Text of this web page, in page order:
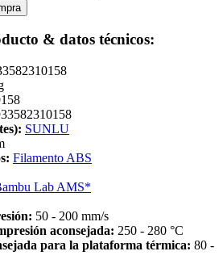
& datos técnicos:
SUNLU
Filamento ABS
Lab AMS*
50 - 200 mm/s
aconsejada: 250 - 280 °C
para la plataforma térmica: 80 -